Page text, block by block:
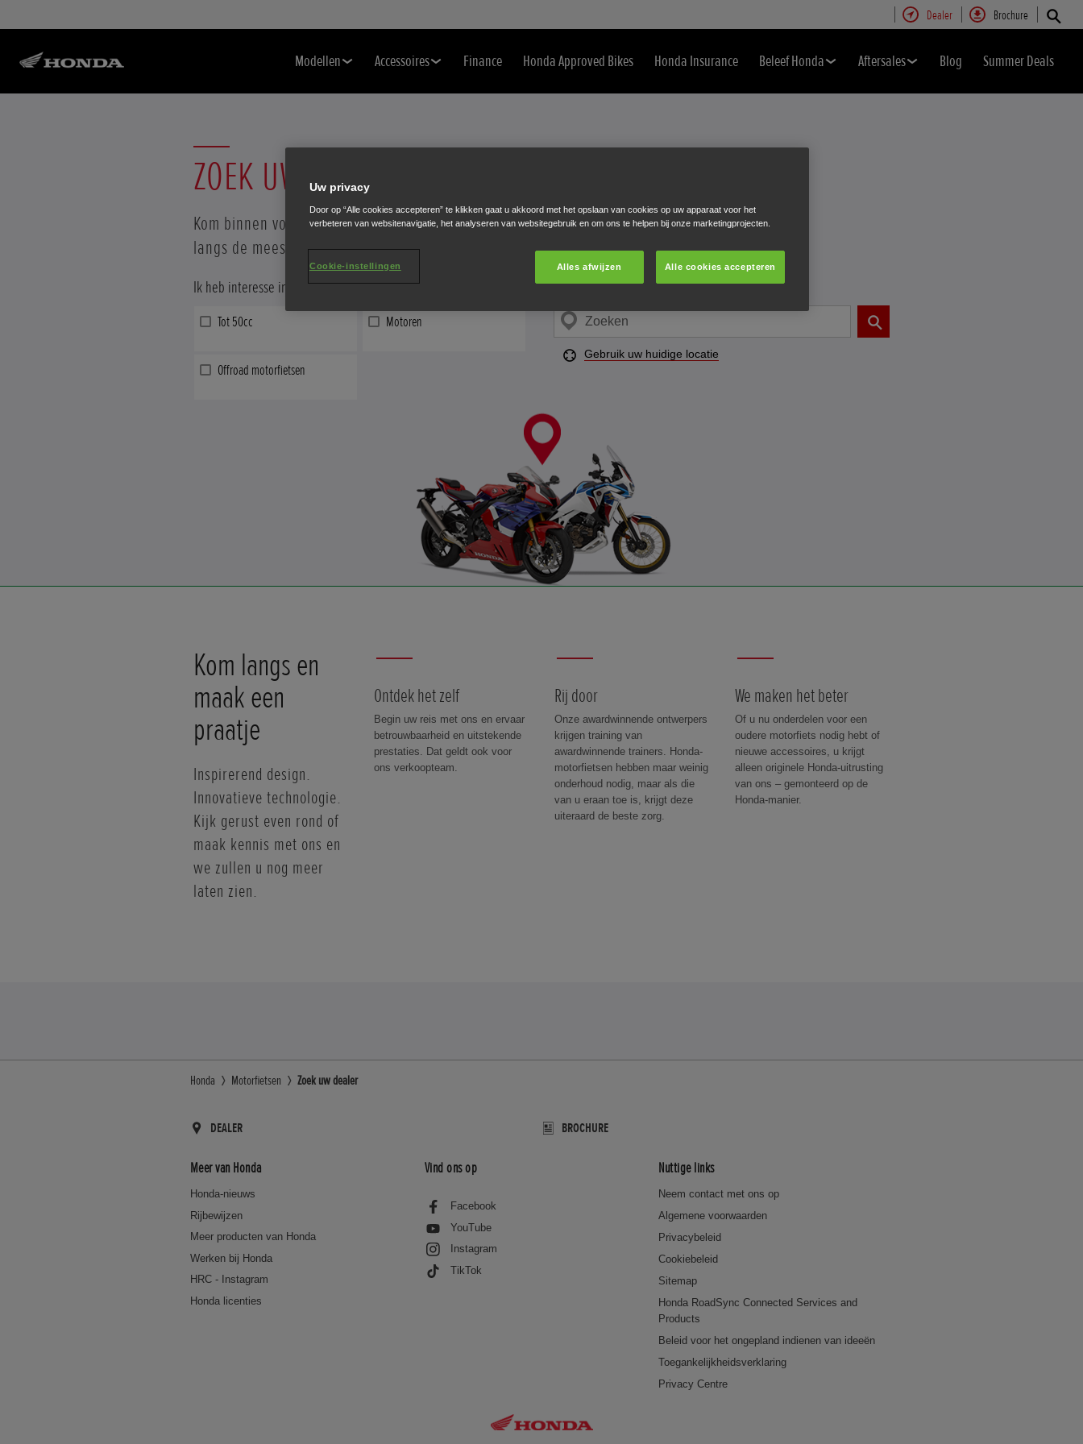
Dealer Brochure
Modellen Accessoires Finance Honda Approved Bikes Honda Insurance Beleef Honda Aftersales Blog Summer Deals
ZOEK UW DEALER
Kom binnen voor een persoonlijke rondleiding
langs de meest recente ideeën van Honda.
Ik heb interesse in...
Tot 50cc Motoren
Offroad motorfietsen
Zoeken Verzenden
Gebruik uw huidige locatie
Kom langs en
maak een
praatje
Inspirerend design.
Innovatieve technologie.
Kijk gerust even rond of
maak kennis met ons en
we zullen u nog meer
laten zien.
Ontdek het zelf
Begin uw reis met ons en ervaar
betrouwbaarheid en uitstekende
prestaties. Dat geldt ook voor
ons verkoopteam.
Rij door
Onze awardwinnende ontwerpers
krijgen training van
awardwinnende trainers. Honda-
motorfietsen hebben maar weinig
onderhoud nodig, maar als die
van u eraan toe is, krijgt deze
uiteraard de beste zorg.
We maken het beter
Of u nu onderdelen voor een
oudere motorfiets nodig hebt of
nieuwe accessoires, u krijgt
alleen originele Honda-uitrusting
van ons – gemonteerd op de
Honda-manier.
Honda Motorfietsen Zoek uw dealer
DEALER BROCHURE
Meer van Honda
Honda-nieuws
Rijbewijzen
Meer producten van Honda
Werken bij Honda
HRC - Instagram
Honda licenties
Vind ons op
Facebook
YouTube
Instagram
TikTok
Nuttige links
Neem contact met ons op
Algemene voorwaarden
Privacybeleid
Cookiebeleid
Sitemap
Honda RoadSync Connected Services and
Products
Beleid voor het ongepland indienen van ideeën
Toegankelijkheidsverklaring
Privacy Centre
Uw privacy
Door op “Alle cookies accepteren” te klikken gaat u akkoord met het opslaan van cookies op uw apparaat voor het
verbeteren van websitenavigatie, het analyseren van websitegebruik en om ons te helpen bij onze marketingprojecten.
Alles afwijzen Alle cookies accepteren
Cookie-instellingen